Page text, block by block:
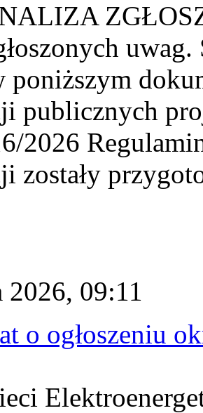
poniższym
publicznych
2026
zostały
2026, 09:11
o ogłoszeniu